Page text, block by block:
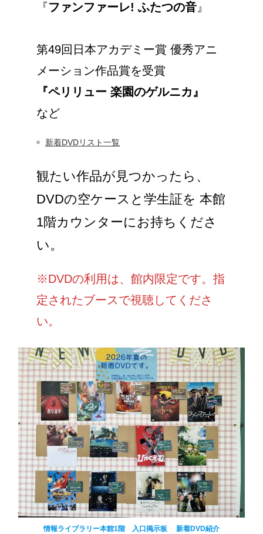
『ファンファーレ! ふたつの音』
第49回日本アカデミー賞 優秀アニ
メーション作品賞を受賞
『ペリリュー 楽園のゲルニカ』
など
新着DVDリスト一覧
観たい作品が見つかったら、
DVDの空ケースと学生証を 本館
1階カウンターにお持ちくださ
い。
※DVDの利用は、館内限定です。指
定されたブースで視聴してくださ
い。
情報ライブラリー本館1階 入口掲示板 新着DVD紹介